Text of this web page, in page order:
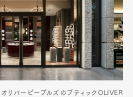
リバーピープルズのブティックOLIVER